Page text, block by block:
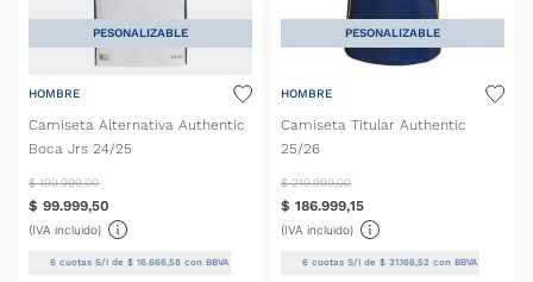
PESONALIZABLE
HOMBRE
Camiseta Alternativa Authentic
Boca Jrs 24/25
$ 199.999,00
$ 99.999,50
(IVA incluido)
6 cuotas S/I de$ 16.666,58 con BBVA
PESONALIZABLE
HOMBRE
Camiseta Titular Authentic
25/26
$ 219.999,00
$ 186.999,15
(IVA incluido)
6cuotas S/I de $ 31.166,52con BBVA